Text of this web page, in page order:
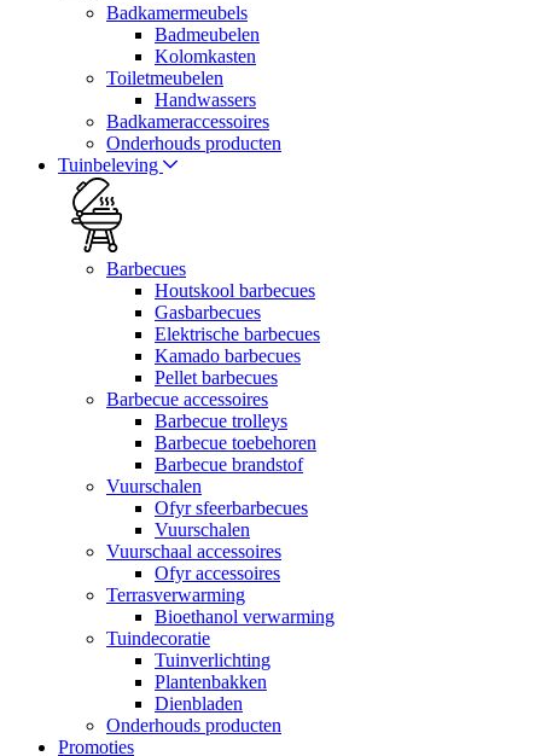
Badkamermeubels
Badmeubelen
Kolomkasten
Toiletmeubelen
Handwassers
Badkameraccessoires
Onderhouds producten
Tuinbeleving
Barbecues
Houtskool barbecues
Gasbarbecues
Elektrische barbecues
Kamado barbecues
Pellet barbecues
Barbecue accessoires
Barbecue trolleys
Barbecue toebehoren
Barbecue brandstof
Vuurschalen
Ofyr sfeerbarbecues
Vuurschalen
Vuurschaal accessoires
Ofyr accessoires
Terrasverwarming
Bioethanol verwarming
Tuindecoratie
Tuinverlichting
Plantenbakken
Dienbladen
Onderhouds producten
Promoties